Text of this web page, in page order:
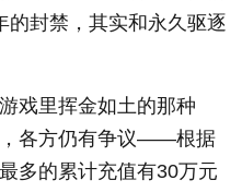
的封禁，其实和永久驱逐
戏里挥金如土的那种
，各方仍有争议——根据
多的累计充值有30万元